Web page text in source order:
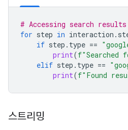
# Accessing search results
for step in interaction .
if step . type ==
print(f"Searched
elif step . type ==
print(f"Found
스트리밍